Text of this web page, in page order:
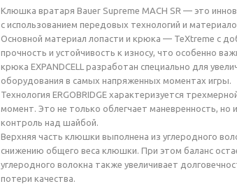
Клюшка вратаря Bauer Supreme MACH SR — это
с использованием передовых технологий и
Основной материал лопасти и крюка — TeXtreme с
прочность и устойчивость к износу, что особенно
крюка EXPANDCELL разработан специально для
оборудования в самых напряженных моментах игры.
Технология ERGOBRIDGE характеризуется
момент. Это не только облегчает маневренность, но
контроль над шайбой.
Верхняя часть клюшки выполнена из углеродного
снижению общего веса клюшки. При этом баланс
углеродного волокна также увеличивает
потери качества.